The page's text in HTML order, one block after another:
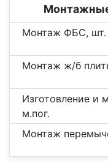
Монтаж ФБС, шт.
Монтаж ж/б
Изготовление и
м.пог.
Монтаж